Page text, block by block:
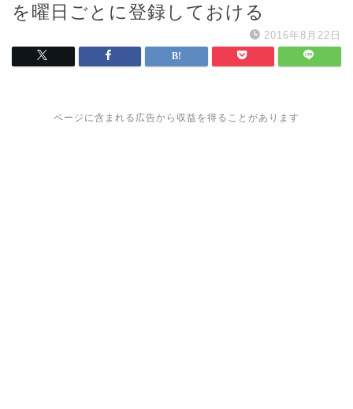
を曜日ごとに登録しておける
2016年8月22日
ページに含まれる広告から収益を得ることがあります